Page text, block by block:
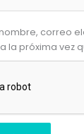
correo
la próxima vez